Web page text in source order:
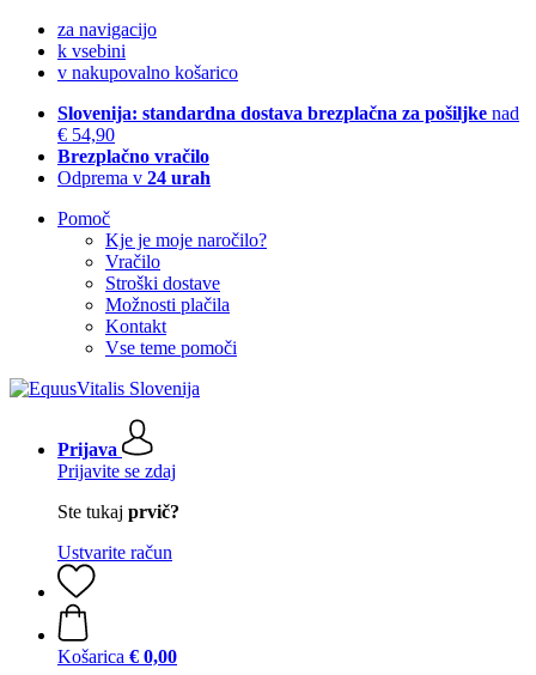
za navigacijo
k vsebini
v nakupovalno košarico
Slovenija: standardna dostava brezplačna za pošiljke nad
€ 54,90
Brezplačno vračilo
Odprema v 24 urah
Pomoč
Kje je moje naročilo?
Vračilo
Stroški dostave
Možnosti plačila
Kontakt
Vse teme pomoči
Prijava
Prijavite se zdaj
Ste tukaj prvič?
Ustvarite račun
Košarica € 0,00